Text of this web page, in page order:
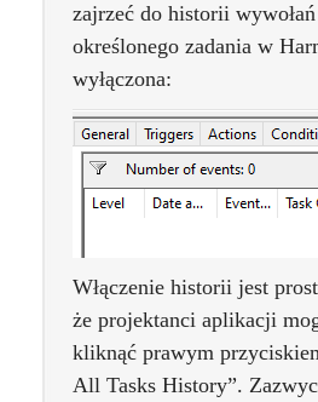
zajrzeć do historii
określonego zadania w
wyłączona:
Włączenie historii jest
że projektanci aplikacji
kliknąć prawym
All Tasks History”.